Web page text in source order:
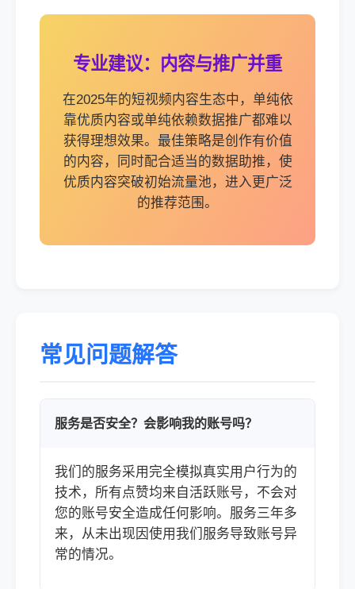
专业建议：内容与推广并重
在2025年的短视频内容生态中，单纯依
靠优质内容或单纯依赖数据推广都难以
获得理想效果。最佳策略是创作有价值
的内容，同时配合适当的数据助推，使
优质内容突破初始流量池，进入更广泛
的推荐范围。
常见问题解答
服务是否安全？会影响我的账号吗？
我们的服务采用完全模拟真实用户行为的
技术，所有点赞均来自活跃账号，不会对
您的账号安全造成任何影响。服务三年多
来，从未出现因使用我们服务导致账号异
常的情况。